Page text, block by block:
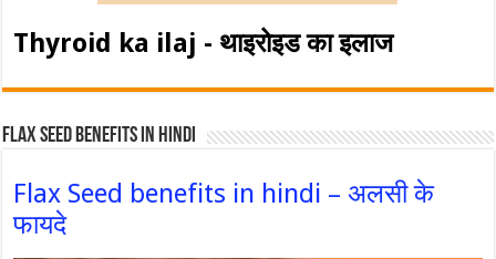
Thyroid ka ilaj - थाइरोइड का इलाज
Flax Seed Benefits in hindi
Flax Seed benefits in hindi – अलसी के
फायदे